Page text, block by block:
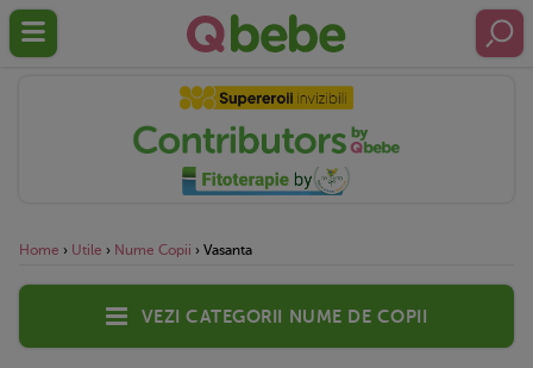
Home › Utile › Nume Copii › Vasanta
Vezi categorii nume de copii